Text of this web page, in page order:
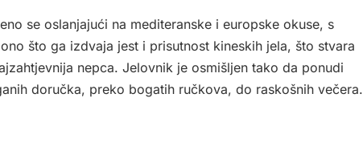
se oslanjajući na mediteranske i europske okuse, s
što ga izdvaja jest i prisutnost kineskih jela, što stvara
nepca. Jelovnik je osmišljen tako da ponudi
doručka, preko bogatih ručkova, do raskošnih večera.